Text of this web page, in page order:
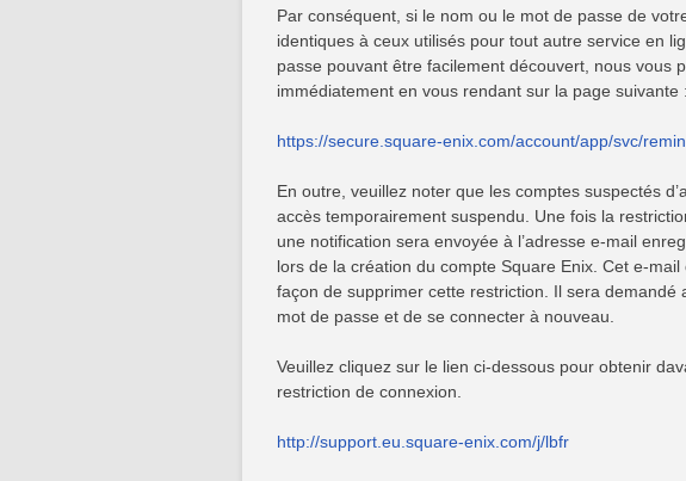
Par conséquent, si le nom ou le mot de passe de
identiques à ceux utilisés pour tout autre service en
passe pouvant être facilement découvert, nous vous
immédiatement en vous rendant sur la page suivante :
https://secure.square-enix.com/account/app/svc/
En outre, veuillez noter que les comptes suspectés
accès temporairement suspendu. Une fois la
une notification sera envoyée à l’adresse e-mail
lors de la création du compte Square Enix. Cet e-
façon de supprimer cette restriction. Il sera demandé
mot de passe et de se connecter à nouveau.
Veuillez cliquez sur le lien ci-dessous pour obtenir
restriction de connexion.
http://support.eu.square-enix.com/j/lbfr